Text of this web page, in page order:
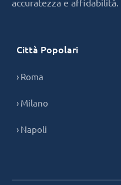
accuratezza e affidabilità.
Città Popolari
› Roma
› Milano
› Napoli